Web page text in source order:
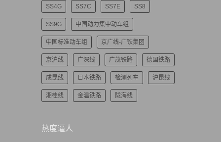
SS4G SS7C SS7E SS8
SS9G 中国动力集中动车组
中国标准动车组 京广线-广铁集团
京沪线 广深线 广茂铁路 德国铁路
成昆线 日本铁路 检测列车 沪昆线
湘桂线 金温铁路 陇海线
热度逼人